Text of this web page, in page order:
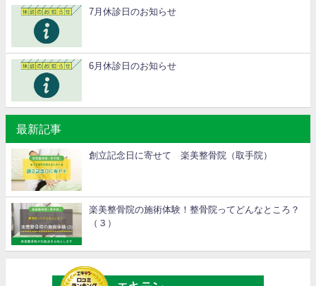
7月休診日のお知らせ
6月休診日のお知らせ
最新記事
創立記念日に寄せて 楽美整骨院（取手院）
楽美整骨院の施術体験！整骨院ってどんなところ？
（３）